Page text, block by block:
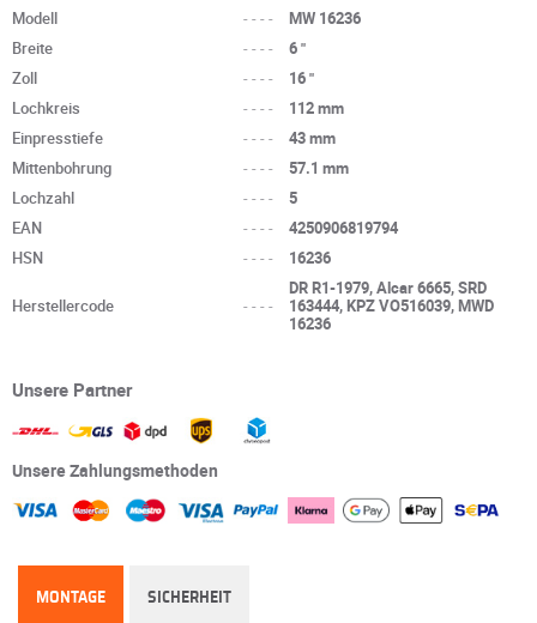
Modell ----
MW 16236
Breite
----
6 "
Zoll
----
16 "
Lochkreis
----
112 mm
Einpresstiefe
----
43 mm
Mittenbohrung
----
57.1 mm
Lochzahl
----
5
EAN
----
4250906819794
HSN
---- 16236
Herstellercode ----
DR R1-1979, Alcar 6665, SRD
163444, KPZ VO516039, MWD
16236
Unsere Partner
Unsere Zahlungsmethoden
MONTAGE SICHERHEIT